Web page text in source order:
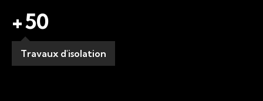
+50
Travaux d'isolation